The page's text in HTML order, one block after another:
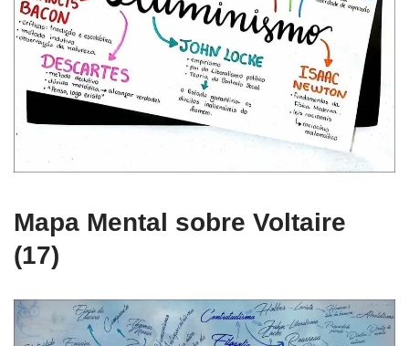
Mapa Mental sobre Voltaire
(17)